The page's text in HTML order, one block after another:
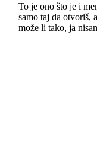
To je ono što je i
samo taj da otvoriš,
može li tako, ja